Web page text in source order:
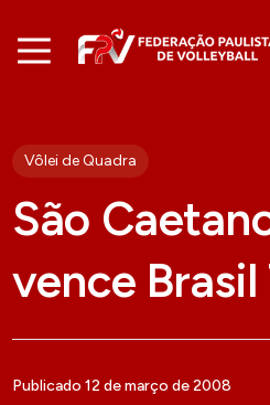
Vôlei de Quadra
São
vence
Publicado 12 de março de 2008